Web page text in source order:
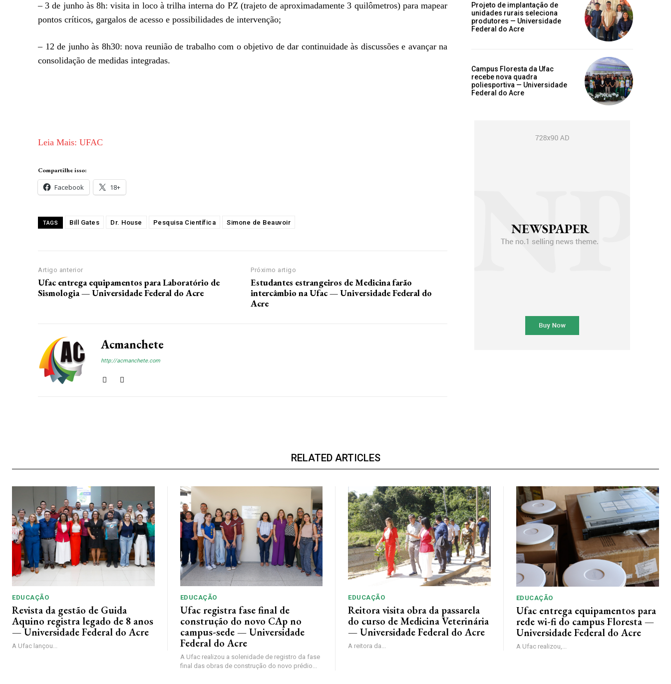
– 3 de junho às 8h: visita in loco à trilha interna do PZ (trajeto de aproximadamente 3 quilômetros) para mapear
pontos críticos, gargalos de acesso e possibilidades de intervenção;
– 12 de junho às 8h30: nova reunião de trabalho com o objetivo de dar continuidade às discussões e avançar na
consolidação de medidas integradas.
Leia Mais: UFAC
Compartilhe isso:
Facebook 18+
TAGS Bill Gates Dr. House Pesquisa Científica Simone de Beauvoir
Artigo anterior
Ufac entrega equipamentos para Laboratório de
Sismologia — Universidade Federal do Acre
Próximo artigo
Estudantes estrangeiros de Medicina farão
intercâmbio na Ufac — Universidade Federal do
Acre
Acmanchete
http://acmanchete.com
Projeto de implantação de
unidades rurais seleciona
produtores — Universidade
Federal do Acre
Campus Floresta da Ufac
recebe nova quadra
poliesportiva — Universidade
Federal do Acre
RELATED ARTICLES
EDUCAÇÃO
Revista da gestão de Guida
Aquino registra legado de 8 anos
— Universidade Federal do Acre
A Ufac lançou...
EDUCAÇÃO
Ufac registra fase final de
construção do novo CAp no
campus-sede — Universidade
Federal do Acre
A Ufac realizou a solenidade de registro da fase
final das obras de construção do novo prédio...
EDUCAÇÃO
Reitora visita obra da passarela
do curso de Medicina Veterinária
— Universidade Federal do Acre
A reitora da...
EDUCAÇÃO
Ufac entrega equipamentos para
rede wi-fi do campus Floresta —
Universidade Federal do Acre
A Ufac realizou,...